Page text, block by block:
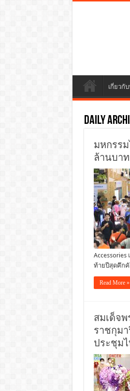
เกี่ยวกั
Daily
มหกรรม
ล้านบา
ท้ายปีสุดคึก
Read More »
สมเด็จ
ราชกุม
ประชุม